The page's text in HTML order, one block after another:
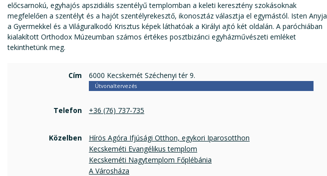
előcsarnokú, egyhajós apszidiális szentélyű templomban a keleti keresztény szokásoknak
megfelelően a szentélyt és a hajót szentélyrekesztő, ikonosztáz választja el egymástól. Isten Anyja
a Gyermekkel és a Világuralkodó Krisztus képek láthatóak a Királyi ajtó két oldalán. A paróchiában
kialakított Orthodox Múzeumban számos értékes posztbizánci egyházművészeti emléket
tekinthetünk meg.
Cím 6000 Kecskemét Széchenyi tér 9.
Útvonaltervezés
Telefon +36 (76) 737-735
Közelben
Hírös Agóra Ifjúsági Otthon, egykori Iparosotthon
Kecskeméti Evangélikus templom
Kecskeméti Nagytemplom Főplébánia
A Városháza